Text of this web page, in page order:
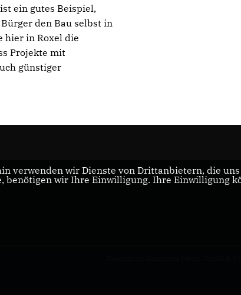
ein gutes Beispiel,
den Bau selbst in
hier in Roxel die
Projekte mit
günstiger
verwenden wir Dienste von Drittanbietern, die
benötigen wir Ihre Einwilligung. Ihre Einwilligung